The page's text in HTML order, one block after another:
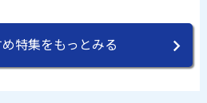
特集をもっとみる